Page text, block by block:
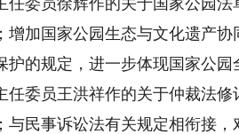
委员徐辉作的关于国家公园法
加国家公园生态与文化遗产
的规定，进一步体现国家公园
委员王洪祥作的关于仲裁法修
民事诉讼法有关规定相衔接